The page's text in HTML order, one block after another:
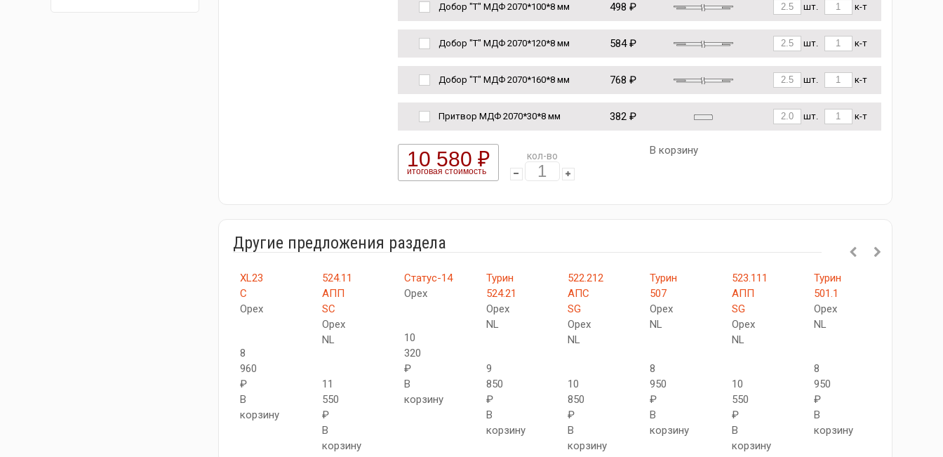
Добор "Т" МДФ 2070*100*8 мм 498 ₽ шт. к-т
Добор "Т" МДФ 2070*120*8 мм 584 ₽ шт. к-т
Добор "Т" МДФ 2070*160*8 мм 768 ₽ шт. к-т
Притвор МДФ 2070*30*8 мм 382 ₽ шт. к-т
10 580 ₽
итоговая стоимость
кол-во В корзину
Другие предложения раздела
XL23
C
Орех
8
960
₽
В
корзину
524.11
АПП
SC
Орех
NL
11
550
₽
В
корзину
Статус-14
Орех
10
320
₽
В
корзину
Турин
524.21
Орех
NL
9
850
₽
В
корзину
522.212
АПС
SG
Орех
NL
10
850
₽
В
корзину
Турин
507
Орех
NL
8
950
₽
В
корзину
523.111
АПП
SG
Орех
NL
10
550
₽
В
корзину
Турин
501.1
Орех
NL
8
950
₽
В
корзину